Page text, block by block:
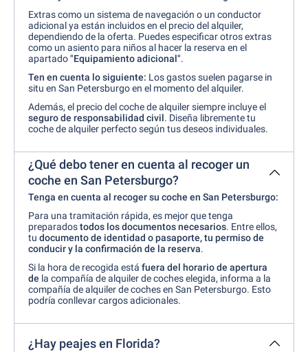
Extras como un sistema de navegación o un conductor
adicional ya están incluidos en el precio del alquiler,
dependiendo de la oferta. Puedes especificar otros extras
como un asiento para niños al hacer la reserva en el
apartado"Equipamiento adicional".
Ten en cuenta lo siguiente: Los gastos suelen pagarse in
situ en San Petersburgo en el momento del alquiler.
Además, el precio del coche de alquiler siempre incluye el
seguro de responsabilidad civil. Diseña libremente tu
coche de alquiler perfecto según tus deseos individuales.
¿Qué debo tener en cuenta al recoger un
coche en San Petersburgo?
Tenga en cuenta al recoger su coche en San Petersburgo:
Para una tramitación rápida, es mejor que tenga
preparadostodos los documentos necesarios. Entre ellos,
tu documento de identidad o pasaporte, tu permiso de
conducir y la confirmación de la reserva.
Si la hora de recogida está fuera del horario de apertura
de la compañía de alquiler de coches elegida, informa a la
compañía de alquiler de coches en San Petersburgo. Esto
podría conllevar cargos adicionales.
¿Hay peajes en Florida?